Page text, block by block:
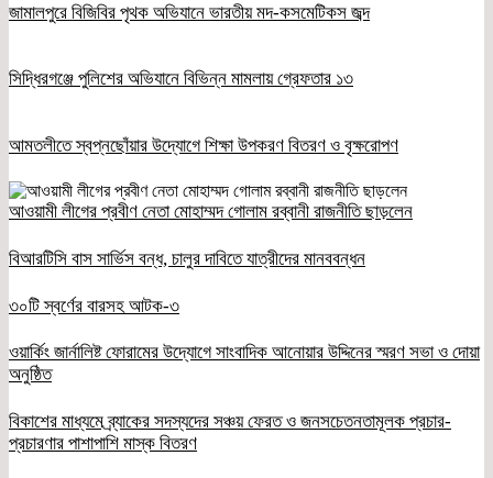
জামালপুরে বিজিবির পৃথক অভিযানে ভারতীয় মদ-কসমেটিকস জব্দ
সিদ্ধিরগঞ্জে পুলিশের অভিযানে বিভিন্ন মামলায় গ্রেফতার ১৩
আমতলীতে স্বপ্নছোঁয়ার উদ্যোগে শিক্ষা উপকরণ বিতরণ ও বৃক্ষরোপণ
আওয়ামী লীগের প্রবীণ নেতা মোহাম্মদ গোলাম রব্বানী রাজনীতি ছাড়লেন
বিআরটিসি বাস সার্ভিস বন্ধ, চালুর দাবিতে যাত্রীদের মানববন্ধন
৩০টি স্বর্ণের বারসহ আটক-৩
ওয়ার্কিং জার্নালিষ্ট ফোরামের উদ্যোগে সাংবাদিক আনোয়ার উদ্দিনের স্মরণ সভা ও দোয়া
অনুষ্ঠিত
বিকাশের মাধ্যমে ব্র্যাকের সদস্যদের সঞ্চয় ফেরত ও জনসচেতনতামূলক প্রচার-
প্রচারণার পাশাপাশি মাস্ক বিতরণ